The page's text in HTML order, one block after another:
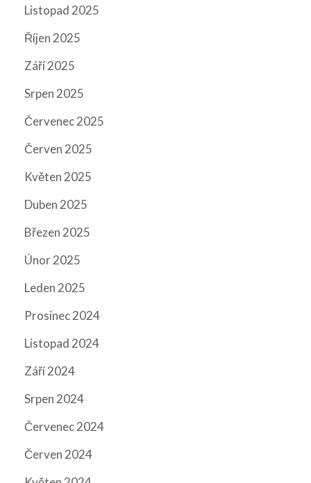
Listopad 2025
Říjen 2025
Září 2025
Srpen 2025
Červenec 2025
Červen 2025
Květen 2025
Duben 2025
Březen 2025
Únor 2025
Leden 2025
Prosinec 2024
Listopad 2024
Září 2024
Srpen 2024
Červenec 2024
Červen 2024